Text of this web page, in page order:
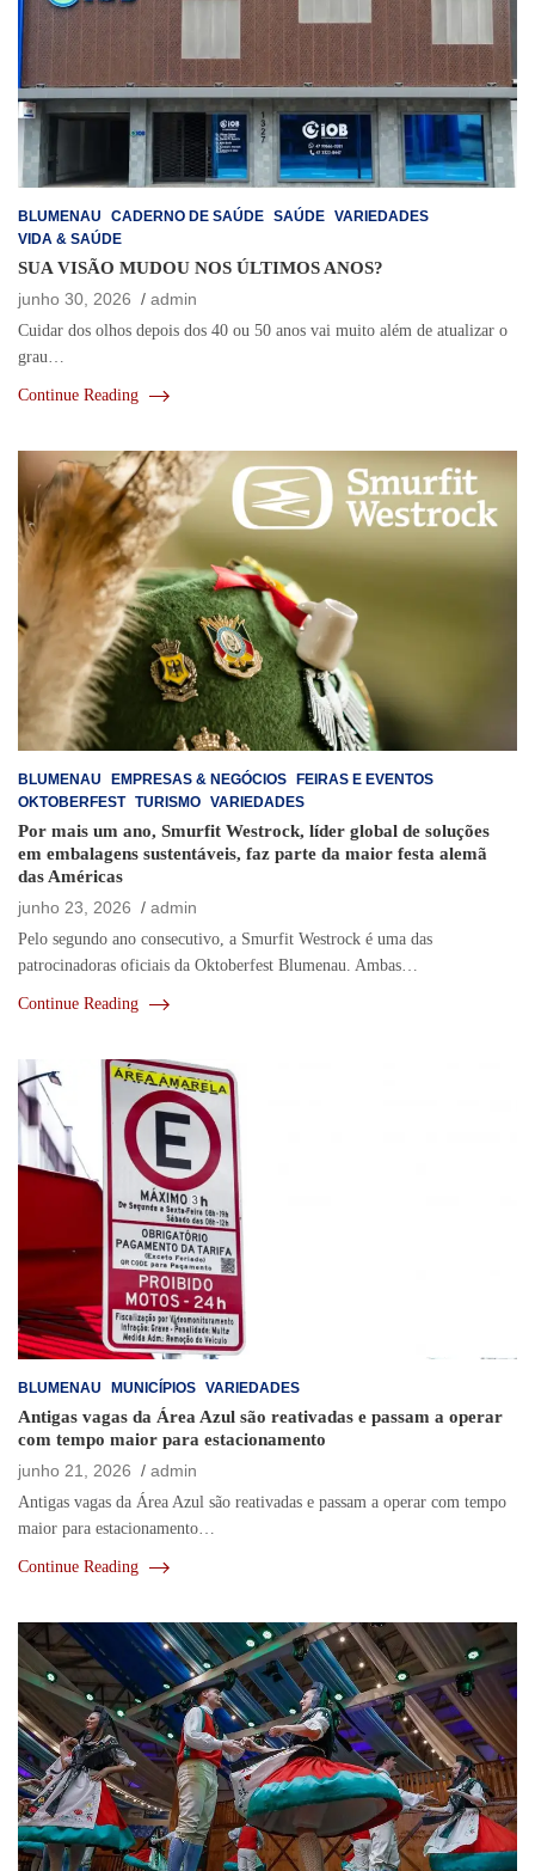
BLUMENAU CADERNO DE SAÚDE SAÚDE VARIEDADES
VIDA & SAÚDE
SUA VISÃO MUDOU NOS ÚLTIMOS ANOS?
junho 30, 2026
admin
Cuidar dos olhos depois dos 40 ou 50 anos vai muito além de atualizar o
grau…
Continue Reading
BLUMENAU EMPRESAS & NEGÓCIOS FEIRAS E EVENTOS
OKTOBERFEST TURISMO VARIEDADES
Por mais um ano, Smurfit Westrock, líder global de soluções
em embalagens sustentáveis, faz parte da maior festa alemã
das Américas
junho 23, 2026
admin
Pelo segundo ano consecutivo, a Smurfit Westrock é uma das
patrocinadoras oficiais da Oktoberfest Blumenau. Ambas…
Continue Reading
BLUMENAU MUNICÍPIOS VARIEDADES
Antigas vagas da Área Azul são reativadas e passam a operar
com tempo maior para estacionamento
junho 21, 2026
admin
Antigas vagas da Área Azul são reativadas e passam a operar com tempo
maior para estacionamento…
Continue Reading